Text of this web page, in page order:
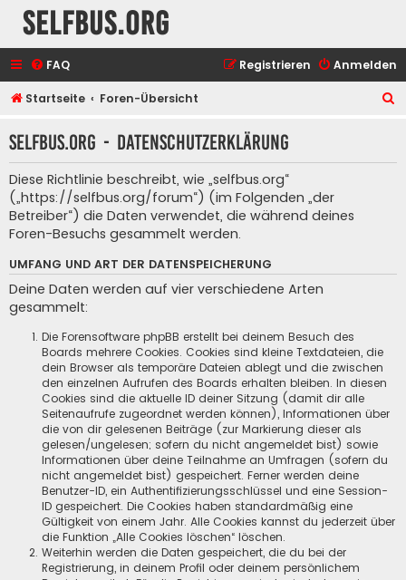
selfbus.org
FAQ Anmelden
Registrieren
Startseite Foren-Übersicht
h
selfbus.org - Datenschutzerklärung
Diese Richtlinie beschreibt, wie „selfbus.org“
(„https://selfbus.org/forum“) (im Folgenden „der
Betreiber“) die Daten verwendet, die während deines
Foren-Besuchs gesammelt werden.
UMFANG UND ART DER DATENSPEICHERUNG
Deine Daten werden auf vier verschiedene Arten
gesammelt:
Die Forensoftware phpBB erstellt bei deinem Besuch des
Boards mehrere Cookies. Cookies sind kleine Textdateien, die
dein Browser als temporäre Dateien ablegt und die zwischen
den einzelnen Aufrufen des Boards erhalten bleiben. In diesen
Cookies sind die aktuelle ID deiner Sitzung (damit dir alle
Seitenaufrufe zugeordnet werden können), Informationen über
die von dir gelesenen Beiträge (zur Markierung dieser als
gelesen/ungelesen; sofern du nicht angemeldet bist) sowie
Informationen über deine Teilnahme an Umfragen (sofern du
nicht angemeldet bist) gespeichert. Ferner werden deine
Benutzer-ID, ein Authentifizierungsschlüssel und eine Session-
ID gespeichert. Die Cookies haben standardmäßig eine
Gültigkeit von einem Jahr. Alle Cookies kannst du jederzeit über
die Funktion „Alle Cookies löschen“ löschen.
Weiterhin werden die Daten gespeichert, die du bei der
Registrierung, in deinem Profil oder deinem persönlichem